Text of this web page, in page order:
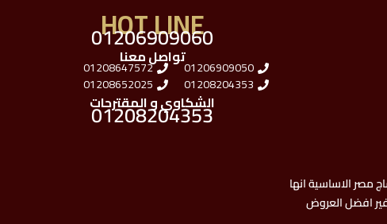
مصر الاساسية انها
افضل العروض
HOT LINE
01206909060
تواصل معنا01206909050
01208647572
01208204353
01208652025
الشكاوي و المقترحات
01208204353